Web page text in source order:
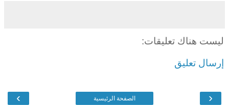
ليست هناك تعليقات:
إرسال تعليق
‹
› الصفحة الرئيسية